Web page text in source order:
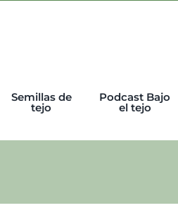
Semillas de
tejo
Podcast Bajo
el tejo